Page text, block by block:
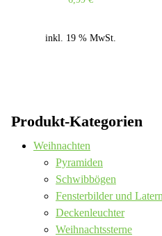
inkl. 19 % MwSt.
Produkt-Kategorien
Weihnachten
Pyramiden
Schwibbögen
Fensterbilder und
Deckenleuchter
Weihnachtssterne